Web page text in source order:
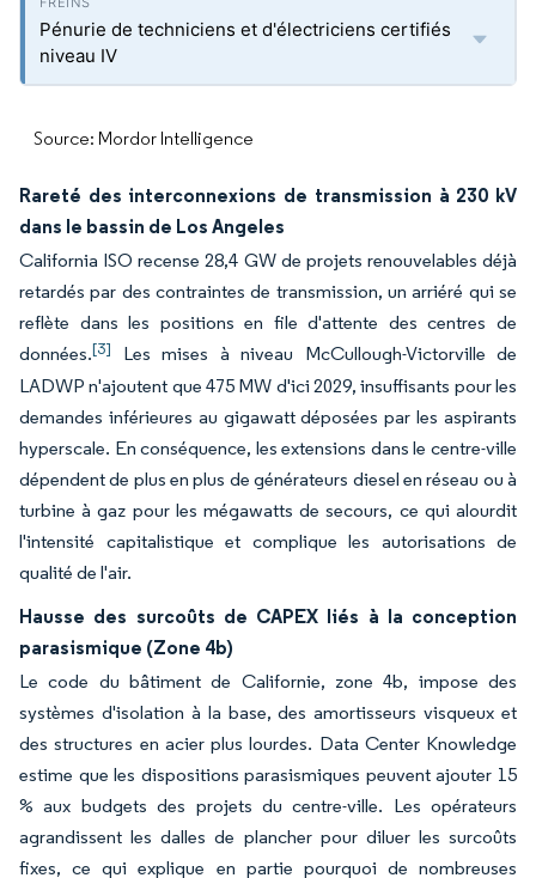
Pénurie de techniciens et d'électriciens certifiés
niveau IV
Source: Mordor Intelligence
Rareté des interconnexions de transmission à 230 kV
dans le bassin de Los Angeles
California ISO recense 28,4 GW de projets renouvelables déjà
retardés par des contraintes de transmission, un arriéré qui se
reflète dans les positions en file d'attente des centres de
données.[3]
Les mises à niveau McCullough-Victorville de
LADWP n'ajoutent que 475 MW d'ici 2029, insuffisants pour les
demandes inférieures au gigawatt déposées par les aspirants
hyperscale. En conséquence, les extensions dans le centre-ville
dépendent de plus en plus de générateurs diesel en réseau ou à
turbine à gaz pour les mégawatts de secours, ce qui alourdit
l'intensité capitalistique et complique les autorisations de
qualité de l'air.
Hausse des surcoûts de CAPEX liés à la conception
parasismique (Zone 4b)
Le code du bâtiment de Californie, zone 4b, impose des
systèmes d'isolation à la base, des amortisseurs visqueux et
des structures en acier plus lourdes. Data Center Knowledge
estime que les dispositions parasismiques peuvent ajouter 15
% aux budgets des projets du centre-ville. Les opérateurs
agrandissent les dalles de plancher pour diluer les surcoûts
fixes, ce qui explique en partie pourquoi de nombreuses